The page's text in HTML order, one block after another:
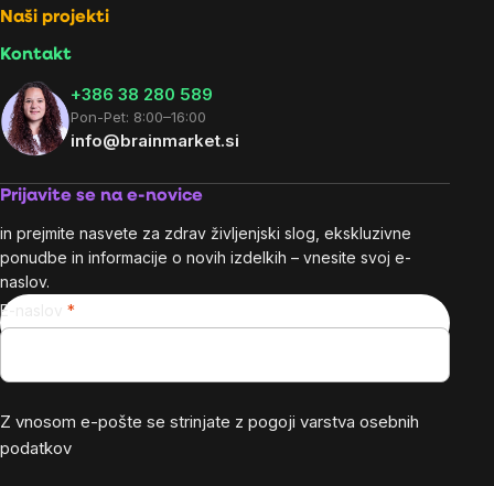
Naši projekti
Kontakt
+386 38 280 589
Pon-Pet: 8:00–16:00
info@brainmarket.si
Prijavite se na e-novice
in prejmite nasvete za zdrav življenjski slog, ekskluzivne
ponudbe in informacije o novih izdelkih – vnesite svoj e-
naslov.
E-naslov
Z vnosom e-pošte se strinjate z pogoji varstva osebnih
podatkov